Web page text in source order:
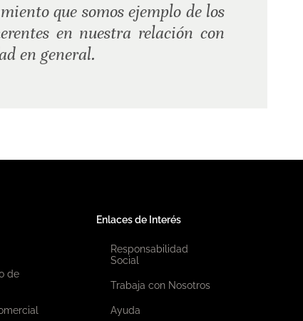
que somos ejemplo de los
en nuestra relación con
en general.
de
Enlaces de Interés
Responsabilidad
Social
Trabaja con Nosotros
Ayuda